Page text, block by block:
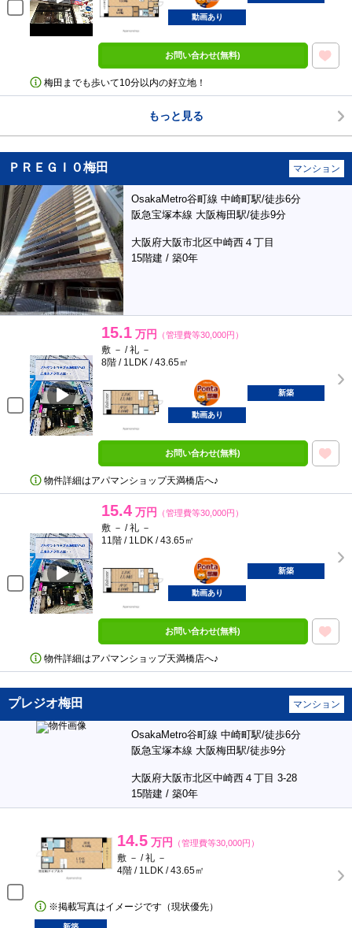
動画あり
お問い合わせ(無料)
梅田までも歩いて10分以内の好立地！
もっと見る
ＰＲＥＧＩ０梅田 マンション
OsakaMetro谷町線 中崎町駅/徒歩6分
阪急宝塚本線 大阪梅田駅/徒歩9分
大阪府大阪市北区中崎西４丁目
15階建 / 築0年
15.1 万円 （管理費等30,000円）
敷 － / 礼 －
8階 / 1LDK / 43.65㎡
ポンタ
部屋
新築
動画あり
お問い合わせ(無料)
物件詳細はアパマンショップ天満橋店へ♪
15.4 万円 （管理費等30,000円）
敷 － / 礼 －
11階 / 1LDK / 43.65㎡
ポンタ
部屋
新築
動画あり
お問い合わせ(無料)
物件詳細はアパマンショップ天満橋店へ♪
プレジオ梅田 マンション
OsakaMetro谷町線 中崎町駅/徒歩6分
阪急宝塚本線 大阪梅田駅/徒歩9分
大阪府大阪市北区中崎西４丁目 3-28
15階建 / 築0年
14.5 万円 （管理費等30,000円）
敷 － / 礼 －
4階 / 1LDK / 43.65㎡
※掲載写真はイメージです（現状優先）